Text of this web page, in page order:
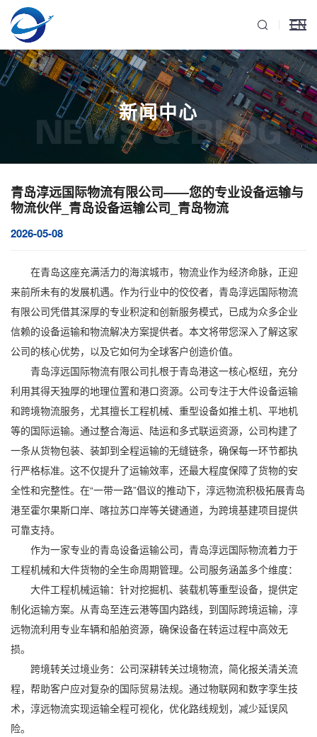
EN
新闻中心
NEWS & BLOG
青岛淳远国际物流有限公司——您的专业设备运输与
物流伙伴_青岛设备运输公司_青岛物流
2026-05-08
在青岛这座充满活力的海滨城市，物流业作为经济命脉，正迎
来前所未有的发展机遇。作为行业中的佼佼者， 青岛淳远国际物流
有限公司凭借其深厚的专业积淀和创新服务模式，已成为众多企业
信赖的设备运输和物流解决方案提供者。本文将带您深入了解这家
公司的核心优势，以及它如何为全球客户创造价值。
青岛淳远国际物流有限公司扎根于青岛港这一核心枢纽，充分
利用其得天独厚的地理位置和港口资源。公司专注于大件设备运输
和跨境物流服务，尤其擅长工程机械、重型设备如推土机、平地机
等的国际运输。通过整合海运、陆运和多式联运资源，公司构建了
一条从货物包装、装卸到全程运输的无缝链条，确保每一环节都执
行严格标准。这不仅提升了运输效率，还最大程度保障了货物的安
全性和完整性。在“一带一路”倡议的推动下，淳远物流积极拓展青岛
港至霍尔果斯口岸、喀拉苏口岸等关键通道，为跨境基建项目提供
可靠支持。
作为一家专业的青岛设备运输公司，青岛淳远国际物流着力于
工程机械和大件货物的全生命周期管理。公司服务涵盖多个维度：
大件工程机械运输：针对挖掘机、装载机等重型设备，提供定
制化运输方案。从青岛至连云港等国内路线，到国际跨境运输，淳
远物流利用专业车辆和船舶资源，确保设备在转运过程中高效无
损。
跨境转关过境业务：公司深耕转关过境物流，简化报关清关流
程，帮助客户应对复杂的国际贸易法规。通过物联网和数字孪生技
术，淳远物流实现运输全程可视化，优化路线规划，减少延误风
险。